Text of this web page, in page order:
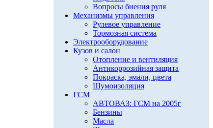
Вопросы биения руля
Механизмы управления
Рулевое управление
Тормозная система
Электрооборудование
Кузов и салон
Отопление и вентиляция
Антикоррозийная защита
Покраска, эмали, цвета
Шумоизоляция
ГСМ
АВТОВАЗ: ГСМ на 2005г
Бензины
Масла